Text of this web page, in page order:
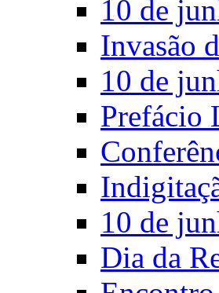
10 de
Invasão
10 de
Prefácio
10 de
Dia da